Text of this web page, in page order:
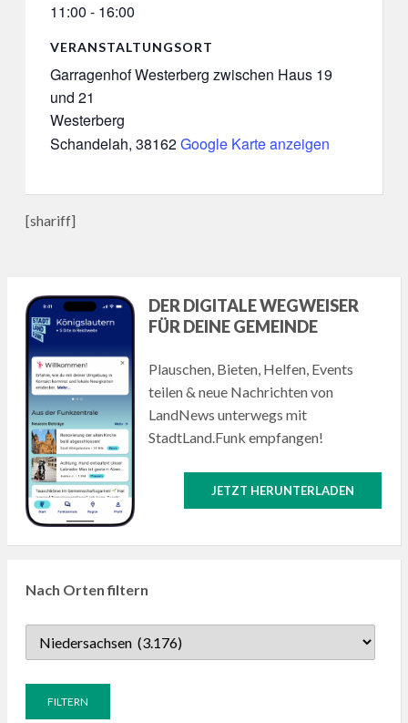
11:00 - 16:00
VERANSTALTUNGSORT
Garragenhof Westerberg zwischen Haus 19
und 21
Westerberg
Schandelah, 38162Google Karte anzeigen
[shariff]
DER DIGITALE WEGWEISER
FÜR DEINE GEMEINDE
Plauschen, Bieten, Helfen, Events
teilen & neue Nachrichten von
LandNews unterwegs mit
StadtLand.Funk empfangen!
JETZT HERUNTERLADEN
Nach Orten filtern